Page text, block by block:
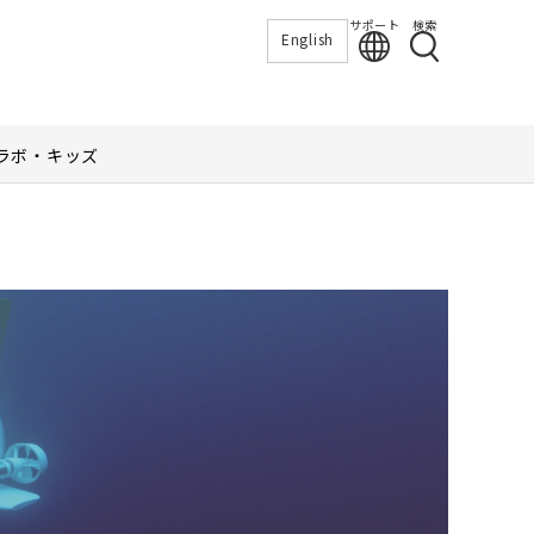
English
サポート 検索
ボ・キッズ